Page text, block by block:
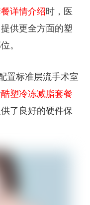
详情介绍时，医
供更全方面的塑
。
置标准层流手术室
酷塑冷冻减脂套餐
了良好的硬件保